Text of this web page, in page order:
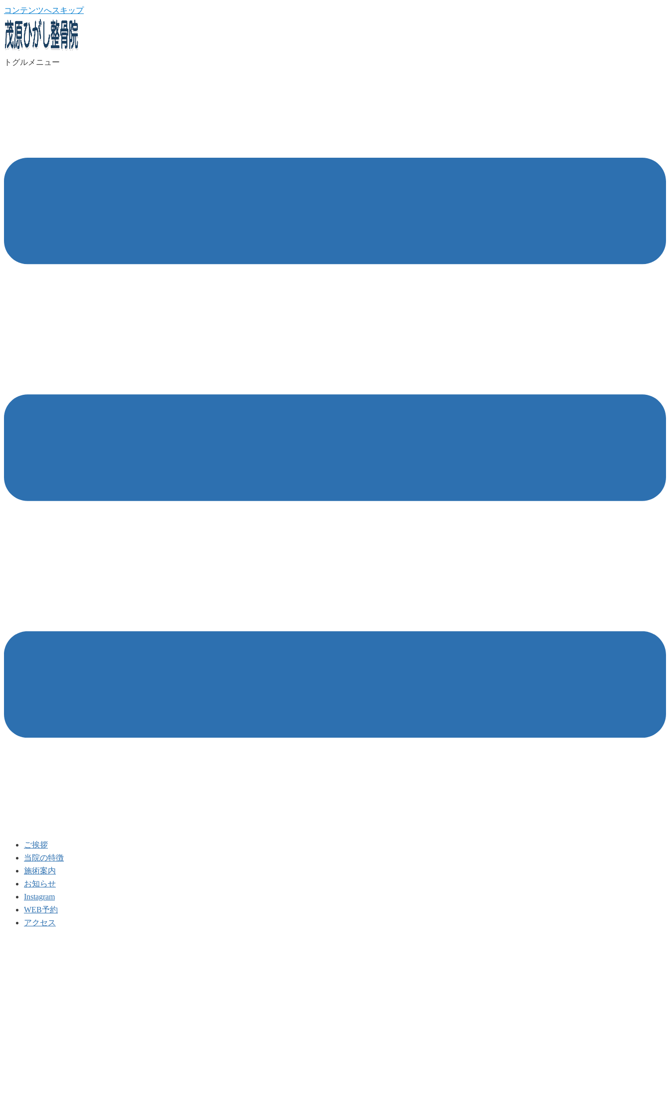
コンテンツへスキップ
トグルメニュー
ご挨拶
当院の特徴
施術案内
お知らせ
Instagram
WEB予約
アクセス